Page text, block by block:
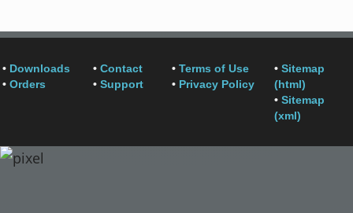
• Downloads
• Orders
• Contact
• Support
• Terms of Use
• Privacy Policy
• Sitemap
(html)
• Sitemap
(xml)